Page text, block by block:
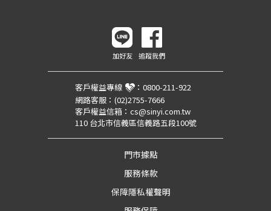
加好友 追蹤我們
客戶權益專線 ： 0800-211-922
網路客服： (02)2755-7666
客戶權益信箱： cs@sinyi.com.tw
110 台北市信義區信義路五段100號
門市據點
服務條款
保障隱私權聲明